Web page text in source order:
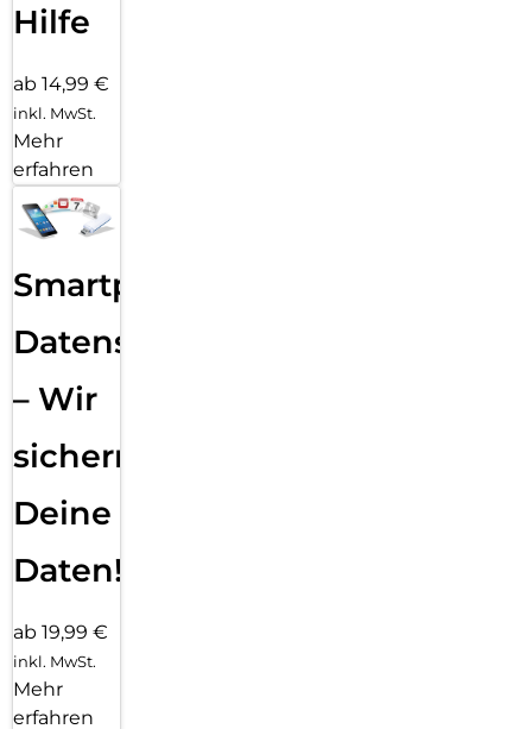
Hilfe
ab 14,99 €
inkl. MwSt.
Mehr
erfahren
Smartphone
Datensicherung
– Wir
sichern
Deine
Daten!
ab 19,99 €
inkl. MwSt.
Mehr
erfahren